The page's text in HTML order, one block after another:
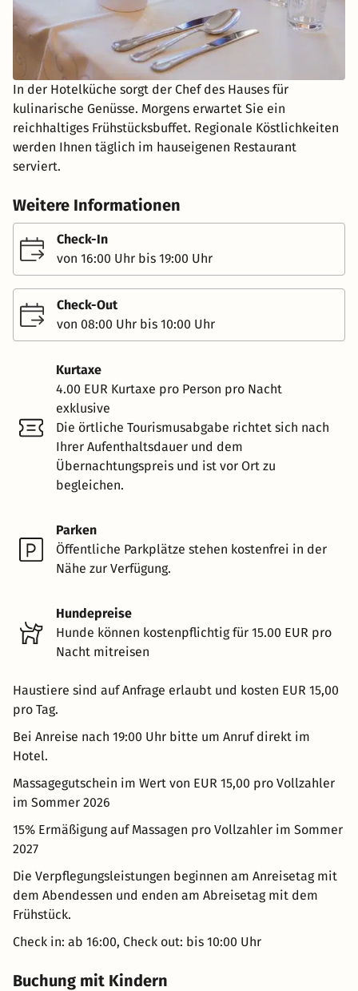
In der Hotelküche sorgt der Chef des Hauses für
kulinarische Genüsse. Morgens erwartet Sie ein
reichhaltiges Frühstücksbuffet. Regionale Köstlichkeiten
werden Ihnen täglich im hauseigenen Restaurant
serviert.
Weitere Informationen
Check-In
von 16:00 Uhr bis 19:00 Uhr
Check-Out
von 08:00 Uhr bis 10:00 Uhr
Kurtaxe
4.00 EUR Kurtaxe pro Person pro Nacht
exklusive
Die örtliche Tourismusabgabe richtet sich nach
Ihrer Aufenthaltsdauer und dem
Übernachtungspreis und ist vor Ort zu
begleichen.
Parken
Öffentliche Parkplätze stehen kostenfrei in der
Nähe zur Verfügung.
Hundepreise
Hunde können kostenpflichtig für 15.00 EUR pro
Nacht mitreisen
Haustiere sind auf Anfrage erlaubt und kosten EUR 15,00
pro Tag.
Bei Anreise nach 19:00 Uhr bitte um Anruf direkt im
Hotel.
Massagegutschein im Wert von EUR 15,00 pro Vollzahler
im Sommer 2026
15% Ermäßigung auf Massagen pro Vollzahler im Sommer
2027
Die Verpflegungsleistungen beginnen am Anreisetag mit
dem Abendessen und enden am Abreisetag mit dem
Frühstück.
Check in: ab 16:00, Check out: bis 10:00 Uhr
Buchung mit Kindern